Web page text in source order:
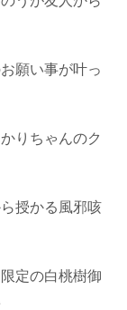
願い事が叶っ
りちゃんのク
授かる風邪咳
定の白桃樹御